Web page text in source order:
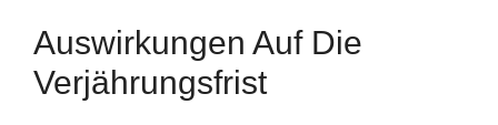
Auswirkungen Auf Die
Verjährungsfrist